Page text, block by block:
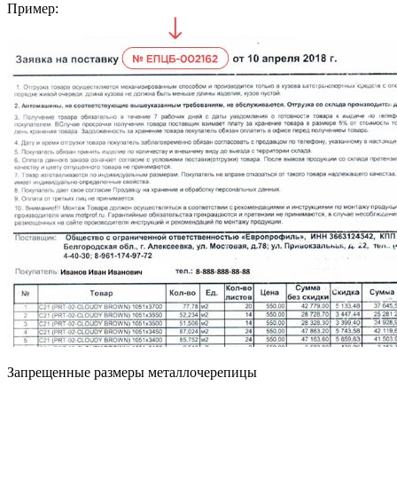
Пример:
Запрещенные размеры металлочерепицы